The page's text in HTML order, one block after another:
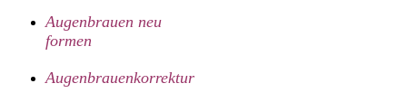
Augenbrauen neu
formen
Augenbrauenkorrektur